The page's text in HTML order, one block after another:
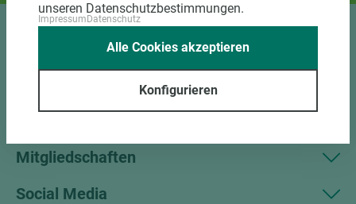
Mitgliedschaften
Social Media
unseren Datenschutzbestimmungen.
Impressum Datenschutz
Konfigurieren
Alle Cookies akzeptieren